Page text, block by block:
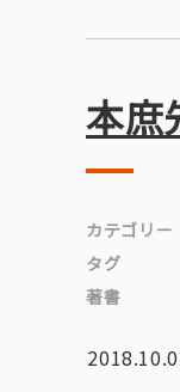
本庶
カテゴリー
タグ
著書